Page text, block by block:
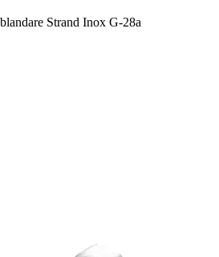
Strand Inox G-28a